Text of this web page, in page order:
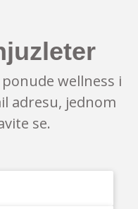
wellness i
adresu, jednom
se.